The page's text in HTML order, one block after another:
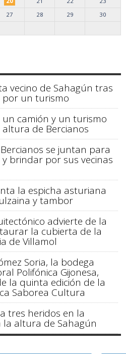
27 28 29
30
vecino de Sahagún tras
un turismo
camión y un turismo
de Bercianos
se juntan para
brindar por sus vecinas
la espicha asturiana
y tambor
advierte de la
la cubierta de la
de Villamol
Soria, la bodega
Polifónica Gijonesa,
la quinta edición de la
Saborea Cultura
tres heridos en la
la altura de Sahagún